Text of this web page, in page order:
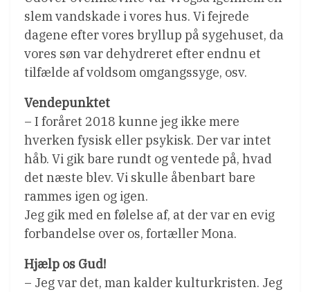
slem vandskade i vores hus. Vi fejrede
dagene efter vores bryllup på sygehuset, da
vores søn var dehydreret efter endnu et
tilfælde af voldsom omgangssyge, osv.
Vendepunktet
– I foråret 2018 kunne jeg ikke mere
hverken fysisk eller psykisk. Der var intet
håb. Vi gik bare rundt og ventede på, hvad
det næste blev. Vi skulle åbenbart bare
rammes igen og igen.
Jeg gik med en følelse af, at der var en evig
forbandelse over os, fortæller Mona.
Hjælp os Gud!
– Jeg var det, man kalder kulturkristen. Jeg